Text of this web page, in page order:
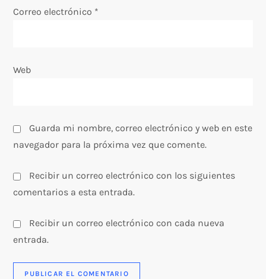
r
d
s
Correo electrónico *
Web
Guarda mi nombre, correo electrónico y web en este
navegador para la próxima vez que comente.
Recibir un correo electrónico con los siguientes
comentarios a esta entrada.
Recibir un correo electrónico con cada nueva
entrada.